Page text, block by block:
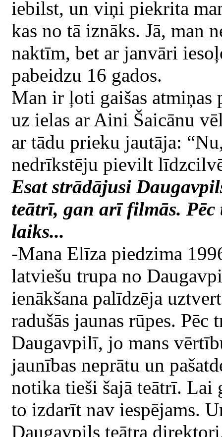
iebilst, un viņi piekrita
kas no tā iznāks. Jā, man
naktīm, bet ar janvāri
pabeidzu 16 gados.
Man ir ļoti gaišas atmiņas
uz ielas ar Aini Šaicānu
ar tādu prieku jautāja:
nedrīkstēju pievilt
Esat strādājusi
teātrī, gan arī filmās.
laiks...
-Mana Elīza piedzima
latviešu trupa no
ienākšana palīdzēja
radušās jaunas rūpes.
Daugavpilī, jo mans
jaunības neprātu un
notika tieši šajā teātrī. Lai
to izdarīt nav iespējams.
Daugavpils teātra